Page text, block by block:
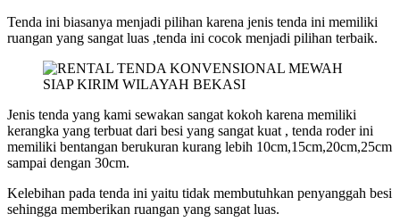
Tenda ini biasanya menjadi pilihan karena jenis tenda ini memiliki
ruangan yang sangat luas ,tenda ini cocok menjadi pilihan terbaik.
Jenis tenda yang kami sewakan sangat kokoh karena memiliki
kerangka yang terbuat dari besi yang sangat kuat , tenda roder ini
memiliki bentangan berukuran kurang lebih 10cm,15cm,20cm,25cm
sampai dengan 30cm.
Kelebihan pada tenda ini yaitu tidak membutuhkan penyanggah besi
sehingga memberikan ruangan yang sangat luas.